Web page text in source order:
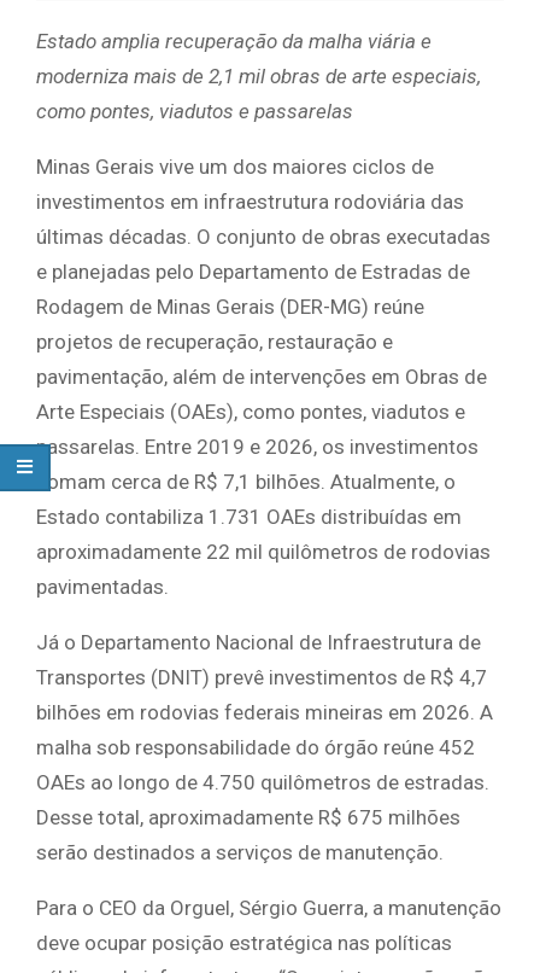
Estado amplia recuperação da malha viária e
moderniza mais de 2,1 mil obras de arte especiais,
como pontes, viadutos e passarelas
Minas Gerais vive um dos maiores ciclos de
investimentos em infraestrutura rodoviária das
últimas décadas. O conjunto de obras executadas
e planejadas pelo Departamento de Estradas de
Rodagem de Minas Gerais (DER-MG) reúne
projetos de recuperação, restauração e
pavimentação, além de intervenções em Obras de
Arte Especiais (OAEs), como pontes, viadutos e
passarelas. Entre 2019 e 2026, os investimentos
somam cerca de R$ 7,1 bilhões. Atualmente, o
Estado contabiliza 1.731 OAEs distribuídas em
aproximadamente 22 mil quilômetros de rodovias
pavimentadas.
Já o Departamento Nacional de Infraestrutura de
Transportes (DNIT) prevê investimentos de R$ 4,7
bilhões em rodovias federais mineiras em 2026. A
malha sob responsabilidade do órgão reúne 452
OAEs ao longo de 4.750 quilômetros de estradas.
Desse total, aproximadamente R$ 675 milhões
serão destinados a serviços de manutenção.
Para o CEO da Orguel, Sérgio Guerra, a manutenção
deve ocupar posição estratégica nas políticas